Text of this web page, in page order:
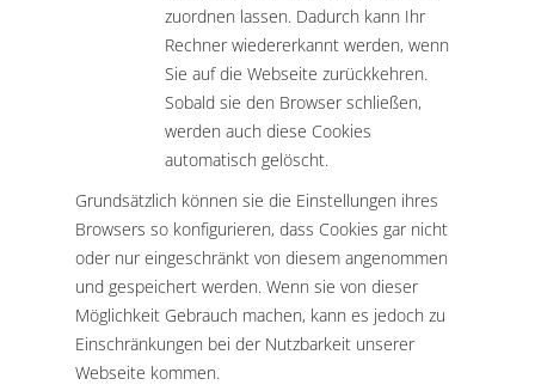
zuordnen lassen. Dadurch kann Ihr
Rechner wiedererkannt werden, wenn
Sie auf die Webseite zurückkehren.
Sobald sie den Browser schließen,
werden auch diese Cookies
automatisch gelöscht.
Grundsätzlich können sie die Einstellungen ihres
Browsers so konfigurieren, dass Cookies gar nicht
oder nur eingeschränkt von diesem angenommen
und gespeichert werden. Wenn sie von dieser
Möglichkeit Gebrauch machen, kann es jedoch zu
Einschränkungen bei der Nutzbarkeit unserer
Webseite kommen.